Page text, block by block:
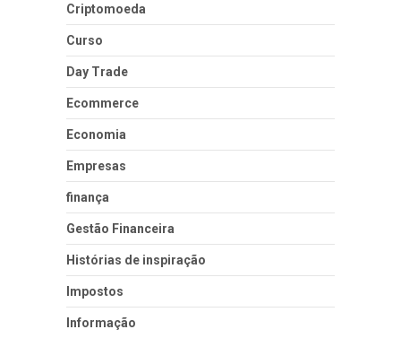
Criptomoeda
Curso
Day Trade
Ecommerce
Economia
Empresas
finança
Gestão Financeira
Histórias de inspiração
Impostos
Informação